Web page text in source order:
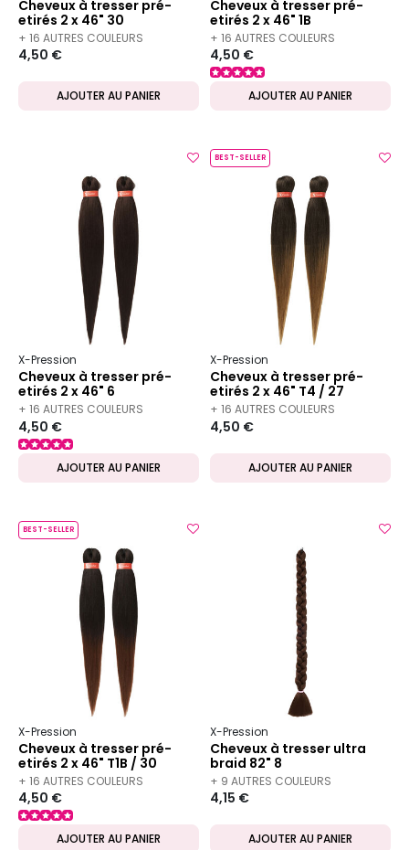
Cheveux à tresser pré-
etirés 2 x 46" 30
+ 16 AUTRES COULEURS
DISPONIBLES
4,50 €
AJOUTER AU PANIER
Cheveux à tresser pré-
etirés 2 x 46" 1B
+ 16 AUTRES COULEURS
DISPONIBLES
4,50 €
AJOUTER AU PANIER
X-Pression
Cheveux à tresser pré-
etirés 2 x 46" 6
+ 16 AUTRES COULEURS
DISPONIBLES
4,50 €
AJOUTER AU PANIER
BEST-SELLER
X-Pression
Cheveux à tresser pré-
etirés 2 x 46" T4 / 27
+ 16 AUTRES COULEURS
DISPONIBLES
4,50 €
AJOUTER AU PANIER
BEST-SELLER
X-Pression
Cheveux à tresser pré-
etirés 2 x 46" T1B / 30
+ 16 AUTRES COULEURS
DISPONIBLES
4,50 €
AJOUTER AU PANIER
X-Pression
Cheveux à tresser ultra
braid 82" 8
+ 9 AUTRES COULEURS
DISPONIBLES
4,15 €
AJOUTER AU PANIER